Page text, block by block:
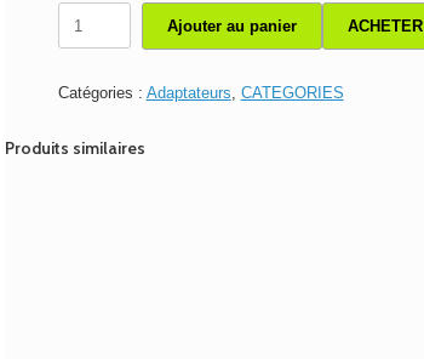
Vers
Ajouter au panier ACHETER
Catégories : Adaptateurs CATEGORIES
Produits similaires